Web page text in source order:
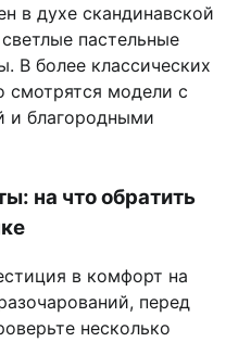
в духе скандинавской
пастельные
В более классических
смотрятся модели с
и благородными
на что обратить
в комфорт на
перед
несколько